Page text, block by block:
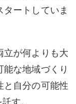
ートしていま
立が何よりも大
な地域づくり
と自分の可能性